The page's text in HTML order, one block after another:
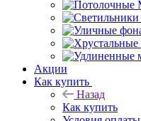
Акции
Как купить
Назад
Как купить